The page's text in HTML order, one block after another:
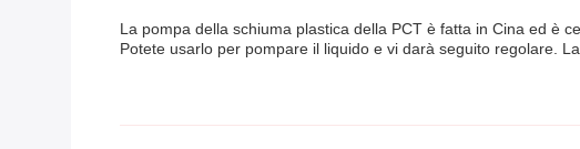
La pompa della schiuma plastica della PCT è fatta in Cina ed è
Potete usarlo per pompare il liquido e vi darà seguito regolare.